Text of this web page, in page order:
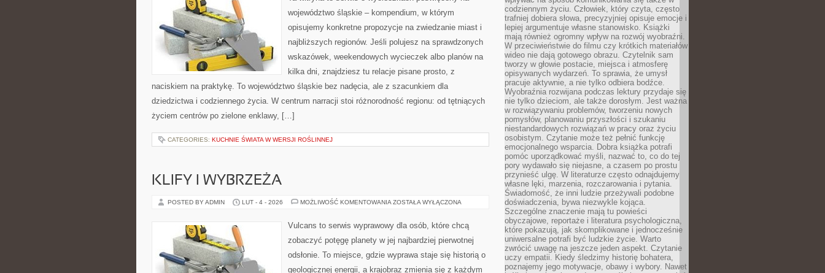
województwo śląskie – kompendium, w którym
opisujemy konkretne propozycje na zwiedzanie miast i
najbliższych regionów. Jeśli polujesz na sprawdzonych
wskazówek, weekendowych wycieczek albo planów na
kilka dni, znajdziesz tu relacje pisane prosto, z
naciskiem na praktykę. To województwo śląskie bez nadęcia, ale z szacunkiem dla
dziedzictwa i codziennego życia. W centrum narracji stoi różnorodność regionu: od tętniących
życiem centrów po zielone enklawy, […]
CATEGORIES: KUCHNIE ŚWIATA W WERSJI ROŚLINNEJ
KLIFY I WYBRZEŻA
POSTED BY ADMIN LUT - 4 - 2026 MOŻLIWOŚĆ KOMENTOWANIA KLIFY
ZOSTAŁA WYŁĄCZONA
Vulcans to serwis wyprawowy dla osób, które chcą
zobaczyć potęgę planety w jej najbardziej pierwotnej
odsłonie. To miejsce, gdzie wyprawa staje się historią o
geologicznej energii, a krajobraz zmienia się z każdym
codziennym życiu. Człowiek, który czyta, często
trafniej dobiera słowa, precyzyjniej opisuje emocje i
lepiej argumentuje własne stanowisko. Książki
mają również ogromny wpływ na rozwój wyobraźni.
W przeciwieństwie do filmu czy krótkich materiałów
wideo nie dają gotowego obrazu. Czytelnik sam
tworzy w głowie postacie, miejsca i atmosferę
opisywanych wydarzeń. To sprawia, że umysł
pracuje aktywnie, a nie tylko odbiera bodźce.
Wyobraźnia rozwijana podczas lektury przydaje się
nie tylko dzieciom, ale także dorosłym. Jest ważna
w rozwiązywaniu problemów, tworzeniu nowych
pomysłów, planowaniu przyszłości i szukaniu
niestandardowych rozwiązań w pracy oraz życiu
osobistym. Czytanie może też pełnić funkcję
emocjonalnego wsparcia. Dobra książka potrafi
pomóc uporządkować myśli, nazwać to, co do tej
pory wydawało się niejasne, a czasem po prostu
przynieść ulgę. W literaturze często odnajdujemy
własne lęki, marzenia, rozczarowania i pytania.
Świadomość, że inni ludzie przeżywali podobne
doświadczenia, bywa niezwykle kojąca.
Szczególne znaczenie mają tu powieści
obyczajowe, reportaże i literatura psychologiczna,
które pokazują, jak skomplikowane i jednocześnie
uniwersalne potrafi być ludzkie życie. Warto
zwrócić uwagę na jeszcze jeden aspekt. Czytanie
uczy empatii. Kiedy śledzimy historię bohatera,
poznajemy jego motywacje, obawy i wybory. Nawet